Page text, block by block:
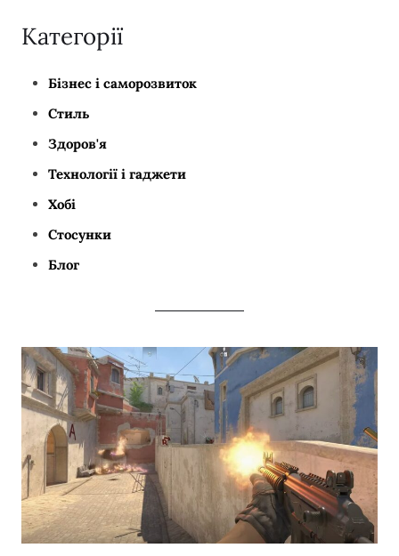
Категорії
Бізнес і саморозвиток
Стиль
Здоров'я
Технології і гаджети
Хобі
Стосунки
Блог